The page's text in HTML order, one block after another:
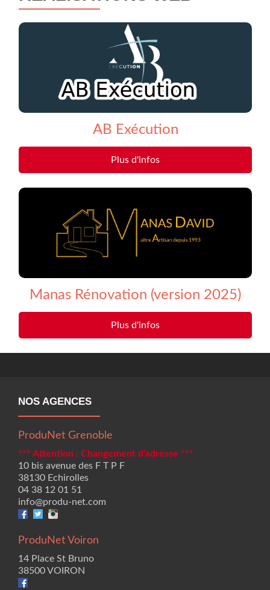
AB Exécution
Plus d'infos
Manas Rénovation (version 2025)
Plus d'infos
NOS AGENCES
ProduNet Grenoble
*** Attention : Changement d'adresse ***
10 bis avenue des F T P F
38130 Echirolles
04 38 12 01 51
info@produ-net.com
ProduNet Voiron
14 Place St Bruno
38500 VOIRON